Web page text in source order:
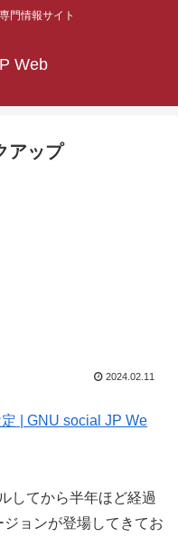
門情報サイト
Web
アップ
2024.02.11
| GNU social JP We
してから半年ほど経過
ョンが登場してきてお